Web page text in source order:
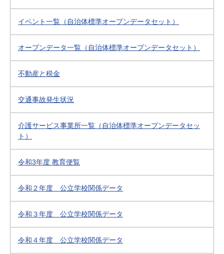
イベント一覧（自治体標準オープンデータセット）
オープンデータ一覧（自治体標準オープンデータセット）
不動産と税金
交通事故発生状況
介護サービス事業所一覧（自治体標準オープンデータセッ
ト）
令和3年度 教育便覧
令和２年度 公立学校関係データ
令和３年度 公立学校関係データ
令和４年度 公立学校関係データ